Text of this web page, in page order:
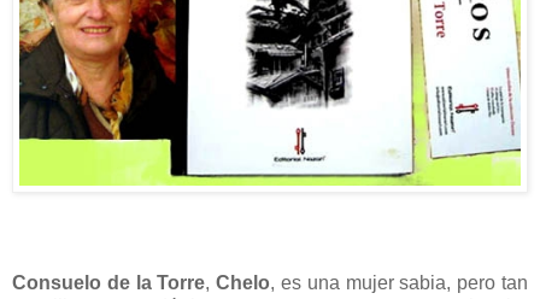
Consuelo de la Torre,Chelo, es una mujer sabia, pero tan